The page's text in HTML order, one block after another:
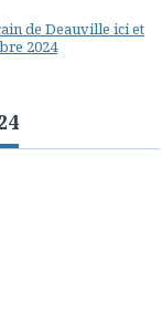
de Deauville ici et
2024